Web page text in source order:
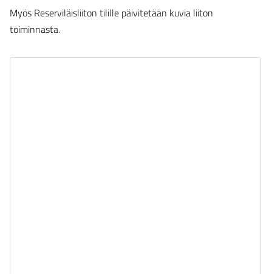
Myös Reserviläisliiton tilille päivitetään kuvia liiton
toiminnasta.